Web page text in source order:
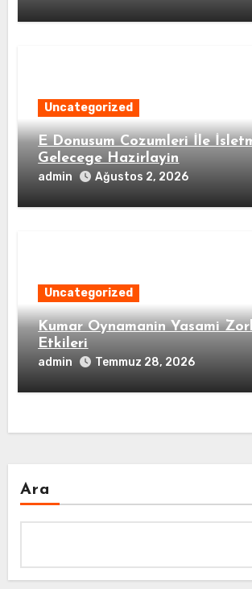
Uncategorized
E Donusum Cozumleri İle
Gelecege Hazirlayin
admin Ağustos 2, 2026
Uncategorized
Kumar Oynamanin Yasami
Etkileri
admin Temmuz 28, 2026
Ara